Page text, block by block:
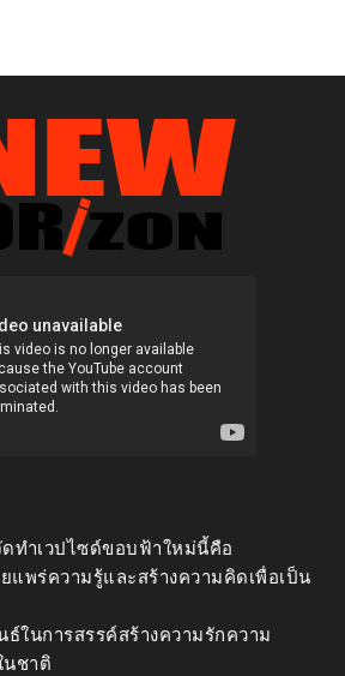
ทำเวปไซด์ขอบฟ้าใหม่นี้คือ
แพร่ความรู้และสร้างความคิดเพื่อเป็น
ในการสรรค์สร้างความรักความ
นชาติ